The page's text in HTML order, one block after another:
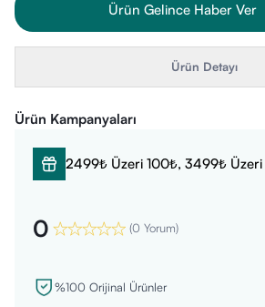
Ürün Gelince Haber Ver
Ürün Detayı
Ürün Kampanyaları
2499₺ Üzeri 100₺, 3499₺
0 (0 Yorum)
%100 Orijinal Ürünler